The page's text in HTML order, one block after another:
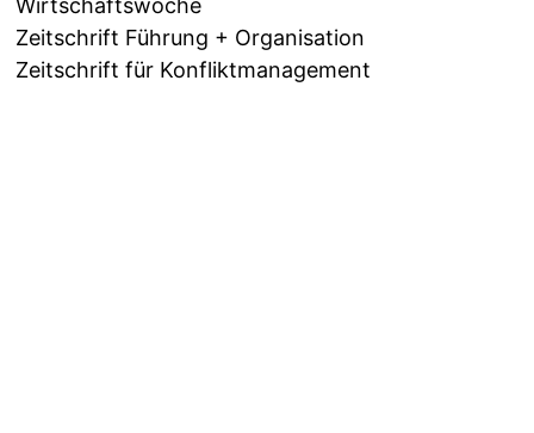
Wirtschaftswoche
Zeitschrift Führung + Organisation
Zeitschrift für Konfliktmanagement